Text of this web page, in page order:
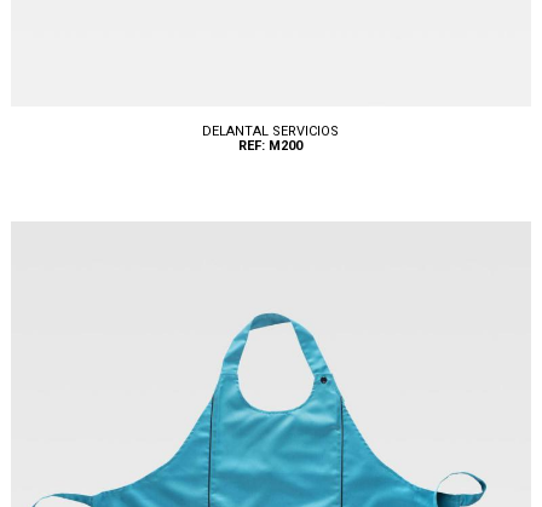
DELANTAL SERVICIOS
REF: M200